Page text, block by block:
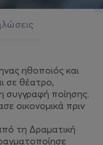
ηθοποιός και
σε θέατρο,
συγγραφή ποίησης.
οικονομικά πριν
τη Δραματική